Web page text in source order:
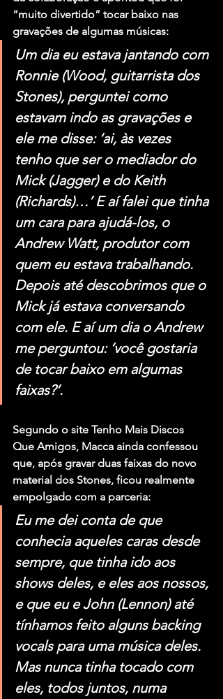
“muito divertido” tocar baixo nas
gravações de algumas músicas:
Um dia eu estava jantando com
Ronnie (Wood, guitarrista dos
Stones), perguntei como
estavam indo as gravações e
ele me disse: ‘ai, às vezes
tenho que ser o mediador do
Mick (Jagger) e do Keith
(Richards)…’ E aí falei que tinha
um cara para ajudá-los, o
Andrew Watt, produtor com
quem eu estava trabalhando.
Depois até descobrimos que o
Mick já estava conversando
com ele. E aí um dia o Andrew
me perguntou: ‘você gostaria
de tocar baixo em algumas
faixas?’.
Segundo o site Tenho Mais Discos
Que Amigos, Macca ainda confessou
que, após gravar duas faixas do novo
material dos Stones, ficou realmente
empolgado com a parceria:
Eu me dei conta de que
conhecia aqueles caras desde
sempre, que tinha ido aos
shows deles, e eles aos nossos,
e que eu e John (Lennon) até
tínhamos feito alguns backing
vocals para uma música deles.
Mas nunca tinha tocado com
eles, todos juntos, numa